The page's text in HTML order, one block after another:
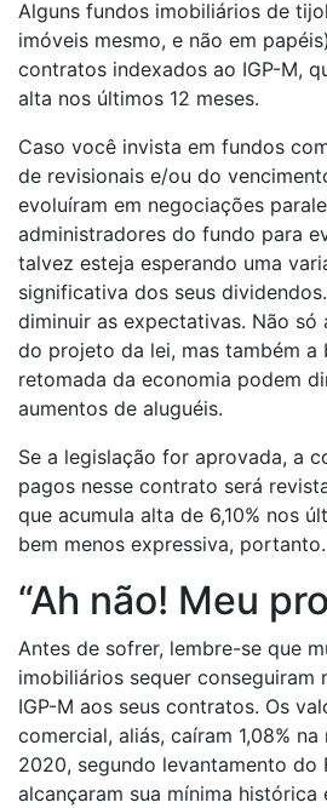
Alguns fundos imobiliários de
imóveis mesmo, e não em
contratos indexados ao IGP-M,
alta nos últimos 12 meses.
Caso você invista em fundos
de revisionais e/ou do
evoluíram em negociações
administradores do fundo para
talvez esteja esperando uma
significativa dos seus
diminuir as expectativas. Não só
do projeto da lei, mas também a
retomada da economia podem
aumentos de aluguéis.
Se a legislação for aprovada, a
pagos nesse contrato será
que acumula alta de 6,10% nos
bem menos expressiva, portanto.
“Ah não! Meu
Antes de sofrer, lembre-se que
imobiliários sequer conseguiram
IGP-M aos seus contratos. Os
comercial, aliás, caíram 1,08%
2020, segundo levantamento do
alcançaram sua mínima histórica